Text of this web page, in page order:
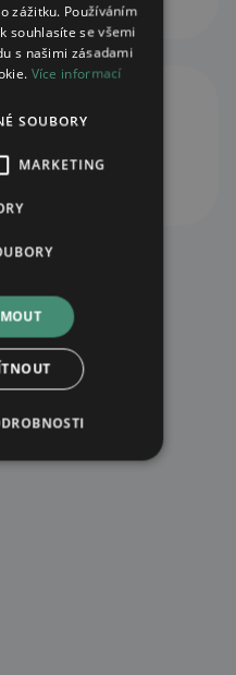
zážitku. Používáním
souhlasíte se všemi
s našimi zásadami
Více informací
SOUBORY
MARKETING